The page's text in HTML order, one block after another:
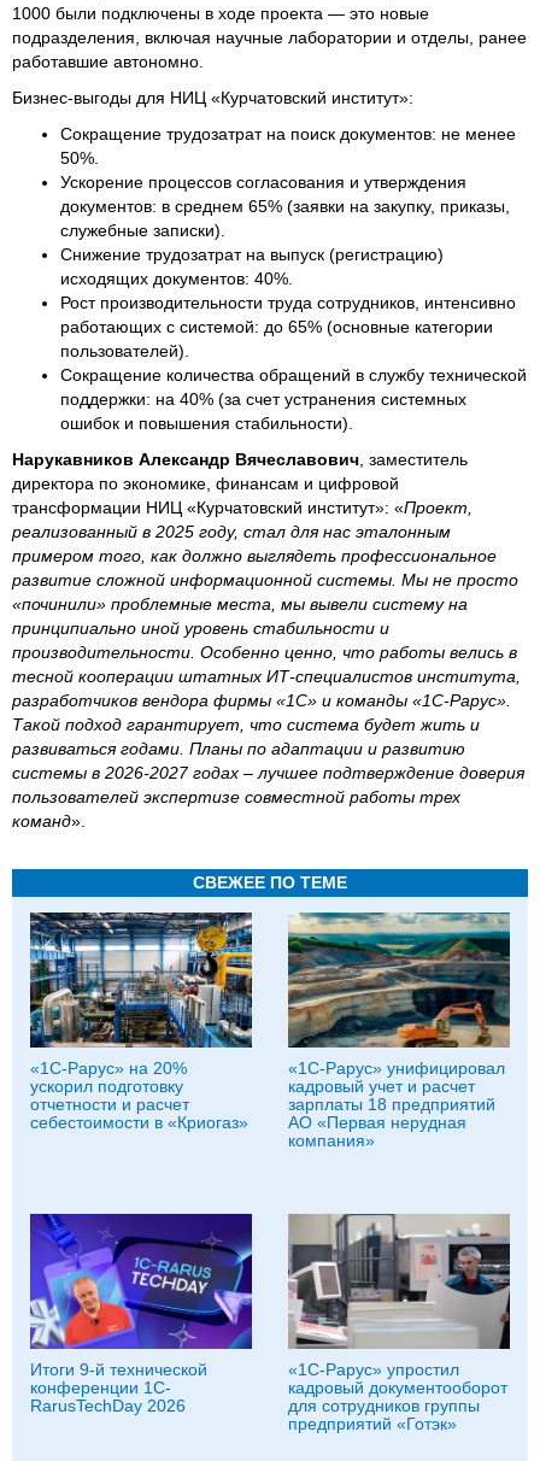
1000 были подключены в ходе проекта — это новые
подразделения, включая научные лаборатории и отделы, ранее
работавшие автономно.
Бизнес-выгоды для НИЦ «Курчатовский институт»:
Сокращение трудозатрат на поиск документов: не менее
50%.
Ускорение процессов согласования и утверждения
документов: в среднем 65% (заявки на закупку, приказы,
служебные записки).
Снижение трудозатрат на выпуск (регистрацию)
исходящих документов: 40%.
Рост производительности труда сотрудников, интенсивно
работающих с системой: до 65% (основные категории
пользователей).
Сокращение количества обращений в службу технической
поддержки: на 40% (за счет устранения системных
ошибок и повышения стабильности).
Нарукавников Александр Вячеславович , заместитель
директора по экономике, финансам и цифровой
трансформации НИЦ «Курчатовский институт»: «Проект,
реализованный в 2025 году, стал для нас эталонным
примером того, как должно выглядеть профессиональное
развитие сложной информационной системы. Мы не просто
«починили» проблемные места, мы вывели систему на
принципиально иной уровень стабильности и
производительности. Особенно ценно, что работы велись в
тесной кооперации штатных ИТ-специалистов института,
разработчиков вендора фирмы «1С» и команды «1С-Рарус».
Такой подход гарантирует, что система будет жить и
развиваться годами. Планы по адаптации и развитию
системы в 2026-2027 годах – лучшее подтверждение доверия
пользователей экспертизе совместной работы трех
команд».
СВЕЖЕЕ ПО ТЕМЕ
«1С-Рарус» на 20%
ускорил подготовку
отчетности и расчет
себестоимости в «Криогаз»
«1С-Рарус» унифицировал
кадровый учет и расчет
зарплаты 18 предприятий
АО «Первая нерудная
компания»
Итоги 9-й технической
конференции 1C-
RarusTechDay 2026
«1С‑Рарус» упростил
кадровый документооборот
для сотрудников группы
предприятий «Готэк»